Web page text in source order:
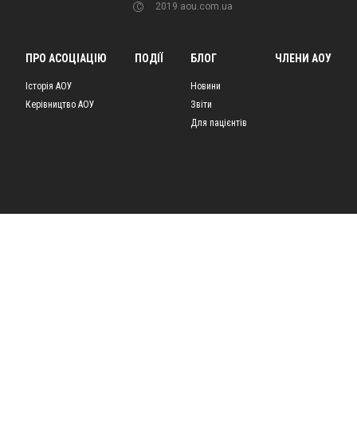
C 2019 aou.com.ua
ПРО АСОЦІАЦІЮ
Історія АОУ
Керівництво АОУ
ПОДІЇ БЛОГ
Новини
Звіти
Для пацієнтів
ЧЛЕНИ АОУ